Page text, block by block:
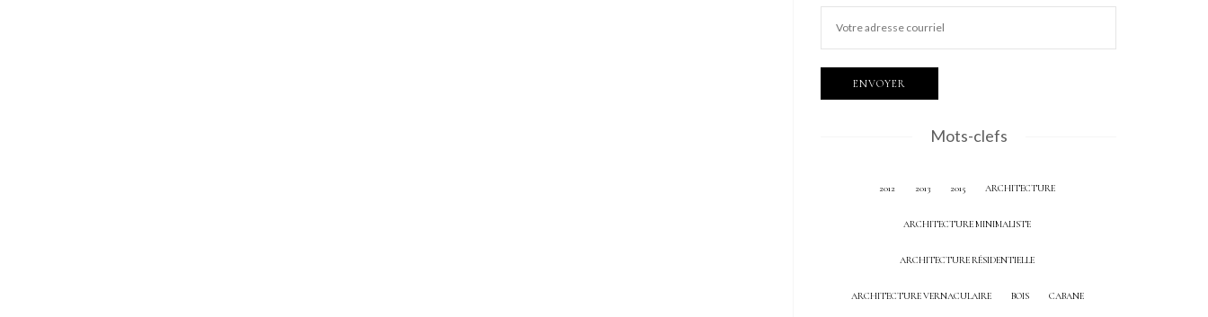
Mots-clefs
2012 2013 2015 ARCHITECTURE
ARCHITECTURE MINIMALISTE
ARCHITECTURE RÉSIDENTIELLE
ARCHITECTURE VERNACULAIRE BOIS CABANE